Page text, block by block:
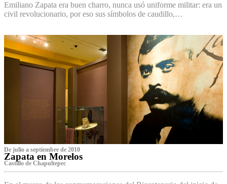
Emiliano Zapata era buen charro, nunca usó uniforme militar: era un
civil revolucionario, por eso sus símbolos de caudillo,…
De julio a septiembre de 2010
Zapata en Morelos
Castillo de Chapultepec